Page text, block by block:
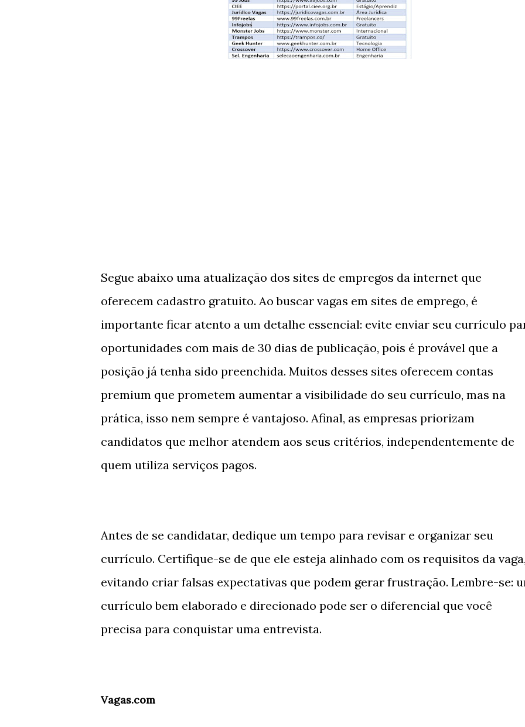
Segue abaixo uma atualização dos sites de empregos da internet que
oferecem cadastro gratuito. Ao buscar vagas em sites de emprego, é
importante ficar atento a um detalhe essencial: evite enviar seu currículo
oportunidades com mais de 30 dias de publicação, pois é provável que a
posição já tenha sido preenchida. Muitos desses sites oferecem contas
premium que prometem aumentar a visibilidade do seu currículo, mas na
prática, isso nem sempre é vantajoso. Afinal, as empresas priorizam
candidatos que melhor atendem aos seus critérios, independentemente de
quem utiliza serviços pagos.
Antes de se candidatar, dedique um tempo para revisar e organizar seu
currículo. Certifique-se de que ele esteja alinhado com os requisitos da
evitando criar falsas expectativas que podem gerar frustração. Lembre-se:
currículo bem elaborado e direcionado pode ser o diferencial que você
precisa para conquistar uma entrevista.
Vagas.com